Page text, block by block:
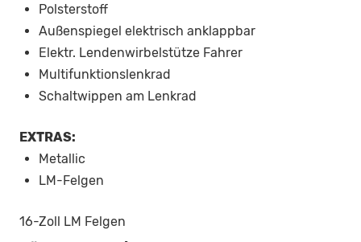
Polsterstoff
Außenspiegel elektrisch anklappbar
Elektr. Lendenwirbelstütze Fahrer
Multifunktionslenkrad
Schaltwippen am Lenkrad
EXTRAS:
Metallic
LM-Felgen
16-Zoll LM Felgen